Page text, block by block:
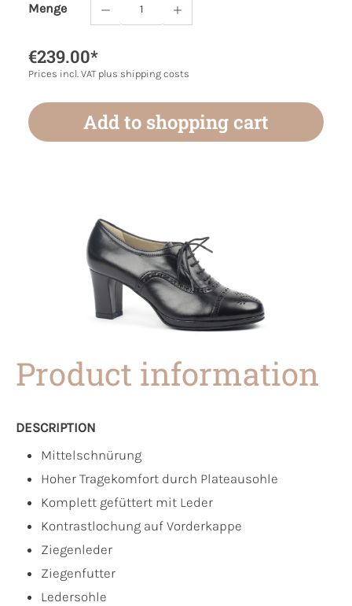
Menge
Product Quantity: Enter the desired
€239.00*
Prices incl. VAT plus shipping costs
Add to shopping cart
Product information
DESCRIPTION
Mittelschnürung
Hoher Tragekomfort durch Plateausohle
Komplett gefüttert mit Leder
Kontrastlochung auf Vorderkappe
Ziegenleder
Ziegenfutter
Ledersohle